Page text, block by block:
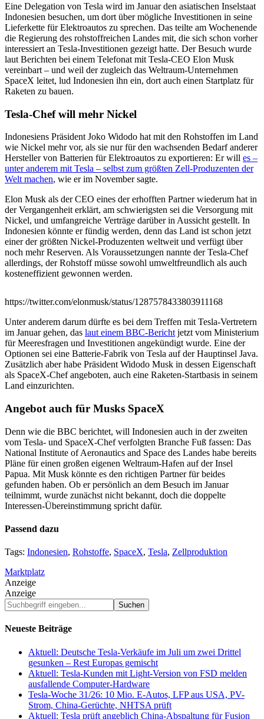
Eine Delegation von Tesla wird im Januar den asiatischen Inselstaat
Indonesien besuchen, um dort über mögliche Investitionen in seine
Lieferkette für Elektroautos zu sprechen. Das teilte am Wochenende
die Regierung des rohstoffreichen Landes mit, die sich schon vorher
interessiert an Tesla-Investitionen gezeigt hatte. Der Besuch wurde
laut Berichten bei einem Telefonat mit Tesla-CEO Elon Musk
vereinbart – und weil der zugleich das Weltraum-Unternehmen
SpaceX leitet, lud Indonesien ihn ein, dort auch einen Startplatz für
Raketen zu bauen.
Tesla-Chef will mehr Nickel
Indonesiens Präsident Joko Widodo hat mit den Rohstoffen im Land
wie Nickel mehr vor, als sie nur für den wachsenden Bedarf anderer
Hersteller von Batterien für Elektroautos zu exportieren: Er will es –
unter anderem mit Tesla – selbst zum größten Zell-Produzenten der
Welt machen, wie er im November sagte.
Elon Musk als der CEO eines der erhofften Partner wiederum hat in
der Vergangenheit erklärt, am schwierigsten sei die Versorgung mit
Nickel, und umfangreiche Verträge darüber in Aussicht gestellt. In
Indonesien könnte er fündig werden, denn das Land ist schon jetzt
einer der größten Nickel-Produzenten weltweit und verfügt über
noch mehr Reserven. Als Voraussetzungen nannte der Tesla-Chef
allerdings, der Rohstoff müsse sowohl umweltfreundlich als auch
kosteneffizient gewonnen werden.
https://twitter.com/elonmusk/status/1287578433803911168
Unter anderem darum dürfte es bei dem Treffen mit Tesla-Vertretern
im Januar gehen, das laut einem BBC-Bericht jetzt vom Ministerium
für Meeresfragen und Investitionen angekündigt wurde. Eine der
Optionen sei eine Batterie-Fabrik von Tesla auf der Hauptinsel Java.
Zusätzlich aber habe Präsident Widodo Musk in dessen Eigenschaft
als SpaceX-Chef angeboten, auch eine Raketen-Startbasis in seinem
Land einzurichten.
Angebot auch für Musks SpaceX
Denn wie die BBC berichtet, will Indonesien auch in der zweiten
vom Tesla- und SpaceX-Chef verfolgten Branche Fuß fassen: Das
National Institute of Aeronautics and Space des Landes habe bereits
Pläne für einen großen eigenen Weltraum-Hafen auf der Insel
Papua. Mit Musk könnte es den richtigen Partner für beides
gefunden haben. Ob er persönlich an dem Besuch im Januar
teilnimmt, wurde zunächst nicht bekannt, doch die doppelte
Interessen-Übereinstimmung spricht dafür.
Passend dazu
Tags: Indonesien, Rohstoffe, SpaceX, Tesla, Zellproduktion
Marktplatz
Anzeige
Anzeige
Suchbegriff
eingeben...
Neueste Beiträge
Aktuell: Deutsche Tesla-Verkäufe im Juli um zwei Drittel
gesunken – Rest Europas gemischt
Aktuell: Tesla-Kunden mit Light-Version von FSD melden
ausfallende Computer-Hardware
Tesla-Woche 31/26: 10 Mio. E-Autos, LFP aus USA, PV-
Strom, China-Gerüchte, NHTSA prüft
Aktuell: Tesla prüft angeblich China-Abspaltung für Fusion